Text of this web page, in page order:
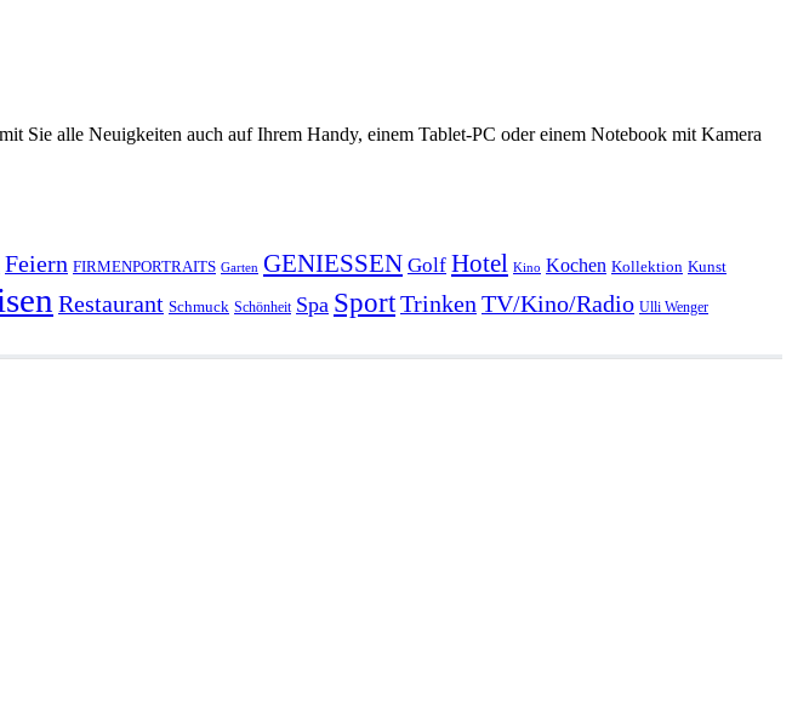
Sie alle Neuigkeiten auch auf Ihrem Handy, einem Tablet-PC oder einem Notebook mit Kamera
Feiern FIRMENPORTRAITS Garten GENIESSEN Golf Hotel Kino Kochen Kollektion Kunst
Restaurant Schmuck Schönheit Spa SportTrinken TV/Kino/Radio Ulli Wenger